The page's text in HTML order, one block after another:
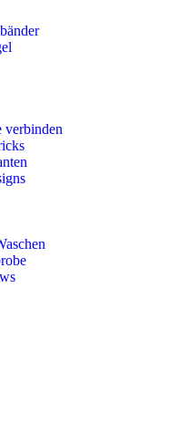
verbinden